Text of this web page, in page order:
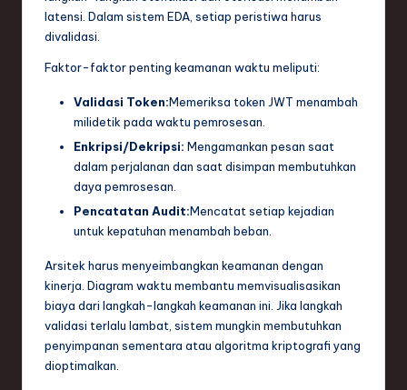
latensi. Dalam sistem EDA, setiap peristiwa harus
divalidasi.
Faktor-faktor penting keamanan waktu meliputi:
Validasi Token:Memeriksa token JWT menambah
milidetik pada waktu pemrosesan.
Enkripsi/Dekripsi: Mengamankan pesan saat
dalam perjalanan dan saat disimpan membutuhkan
daya pemrosesan.
Pencatatan Audit:Mencatat setiap kejadian
untuk kepatuhan menambah beban.
Arsitek harus menyeimbangkan keamanan dengan
kinerja. Diagram waktu membantu memvisualisasikan
biaya dari langkah-langkah keamanan ini. Jika langkah
validasi terlalu lambat, sistem mungkin membutuhkan
penyimpanan sementara atau algoritma kriptografi yang
dioptimalkan.